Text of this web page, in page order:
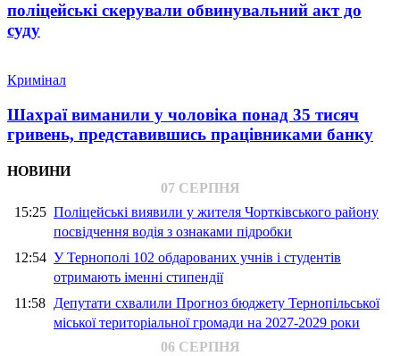
поліцейські скерували обвинувальний акт до
суду
Кримінал
Шахраї виманили у чоловіка понад 35 тисяч
гривень, представившись працівниками банку
НОВИНИ
07 СЕРПНЯ
15:25 Поліцейські виявили у жителя Чортківського району
посвідчення водія з ознаками підробки
12:54 У Тернополі 102 обдарованих учнів і студентів
отримають іменні стипендії
11:58 Депутати схвалили Прогноз бюджету Тернопільської
міської територіальної громади на 2027-2029 роки
06 СЕРПНЯ